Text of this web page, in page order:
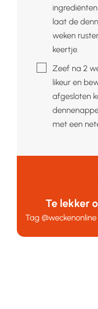
laat de
weken
keertje.
▢
Zeef na 2
likeur en
afgesloten
met een
Te lekker
Tag@weckenonline